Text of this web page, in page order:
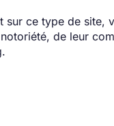
sur ce type de site,
de leur